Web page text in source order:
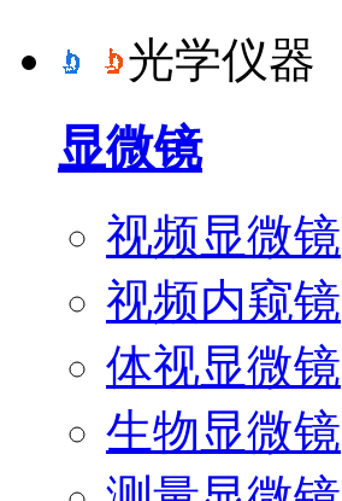
光学仪器
显微镜
视频显微镜
视频内窥镜
体视显微镜
生物显微镜